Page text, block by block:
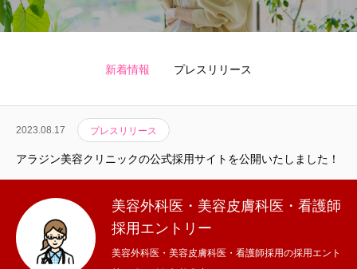
WORKS
RECRUITMENT
新着情報 プレスリリース
2023.08.17 プレスリリース
アラジン美容クリニックの公式採用サイトを公開いたしました！
美容外科医・美容皮膚科医・看護師
採用エントリー
美容外科医・美容皮膚科医・看護師採用の採用エント